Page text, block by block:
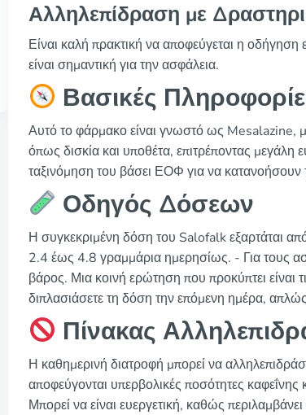
Αλληλεπίδραση με
Είναι καλή πρακτική να αποφεύγεται η
είναι σημαντική για την ασφάλεια.
Βασικές
Αυτό το φάρμακο είναι γνωστό ως Mesalazine,
όπως δισκία και υποθέτα, επιτρέποντας μεγάλη
ταξινόμηση του βάσει ΕΟΦ για να
Οδηγός Δόσεων
Η συγκεκριμένη δόση του Salofalk εξαρτάται
2.4 έως 4.8 γραμμάρια ημερησίως. - Για τους
βάρος. Μια κοινή ερώτηση που προκύπτει είναι
διπλασιάσετε τη δόση την επόμενη ημέρα,
Πίνακας
Η καθημερινή διατροφή μπορεί να
αποφεύγονται υπερβολικές ποσότητες
Μπορεί να είναι ευεργετική, καθώς